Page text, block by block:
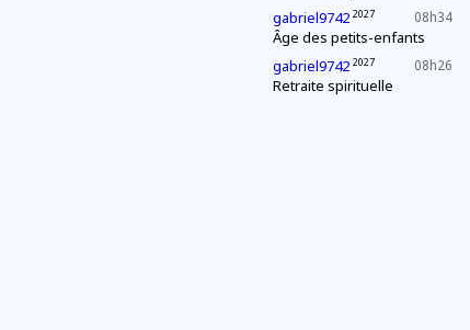
08h34
gabriel9742 2027
Âge des petits-enfants
08h26
gabriel9742 2027
Retraite spirituelle